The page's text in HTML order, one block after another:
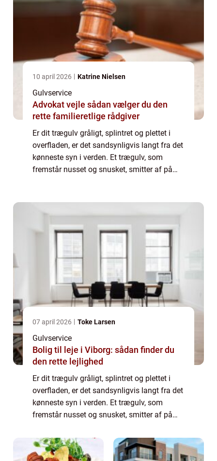
10 april 2026 Katrine Nielsen
Gulvservice
Advokat vejle sådan vælger du den
rette familieretlige rådgiver
Er dit trægulv gråligt, splintret og plettet i
overfladen, er det sandsynligvis langt fra det
kønneste syn i verden. Et trægulv, som
fremstår nusset og snusket, smitter af på
07 april 2026 Toke Larsen
Gulvservice
Bolig til leje i Viborg: sådan finder du
den rette lejlighed
Er dit trægulv gråligt, splintret og plettet i
overfladen, er det sandsynligvis langt fra det
kønneste syn i verden. Et trægulv, som
fremstår nusset og snusket, smitter af på
stedet for at skifte trægulvet u...